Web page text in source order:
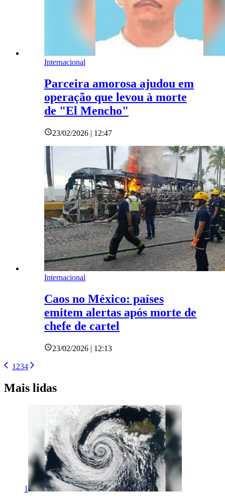
Internacional
Parceira amorosa ajudou em
operação que levou à morte
de "El Mencho"
23/02/2026 | 12:47
Internacional
Caos no México: países
emitem alertas após morte de
chefe de cartel
23/02/2026 | 12:13
1 234
Mais lidas
1